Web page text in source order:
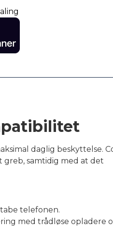
daglig beskyttelse.
greb, samtidig med at det
telefonen.
med trådløse opladere